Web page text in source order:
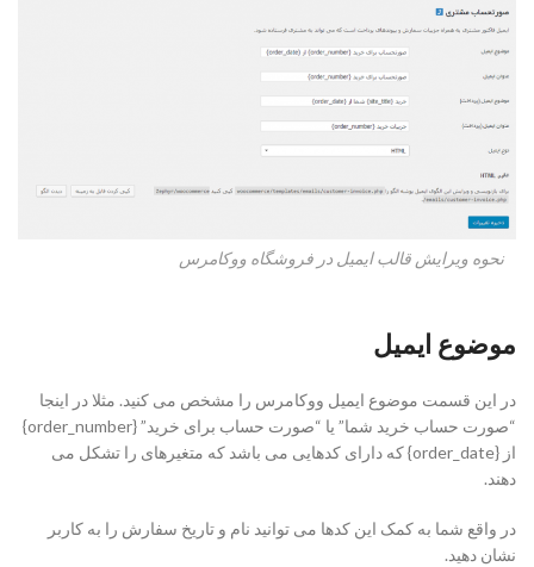
نحوه ویرایش قالب ایمیل در فروشگاه ووکامرس
موضوع ایمیل
در این قسمت موضوع ایمیل ووکامرس را مشخص می کنید. مثلا در اینجا
“صورت حساب خرید شما” یا “صورت حساب برای خرید” {order_number}
از {order_date} که دارای کدهایی می باشد که متغیرهای را تشکل می
دهند.
در واقع شما به کمک این کدها می توانید نام و تاریخ سفارش را به کاربر
نشان دهید.